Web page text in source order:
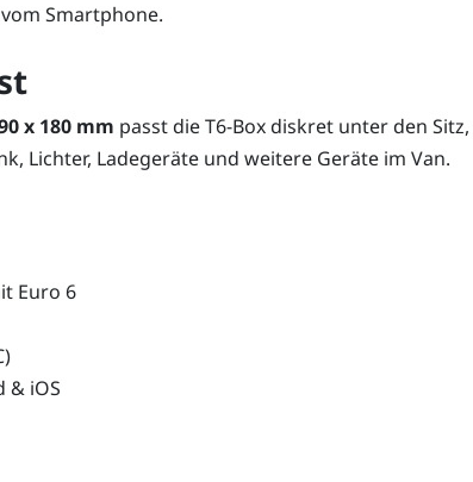
Smartphone.
x 180 mm passt die T6-Box diskret unter den
Lichter, Ladegeräte und weitere Geräte im Van.
Euro 6
& iOS